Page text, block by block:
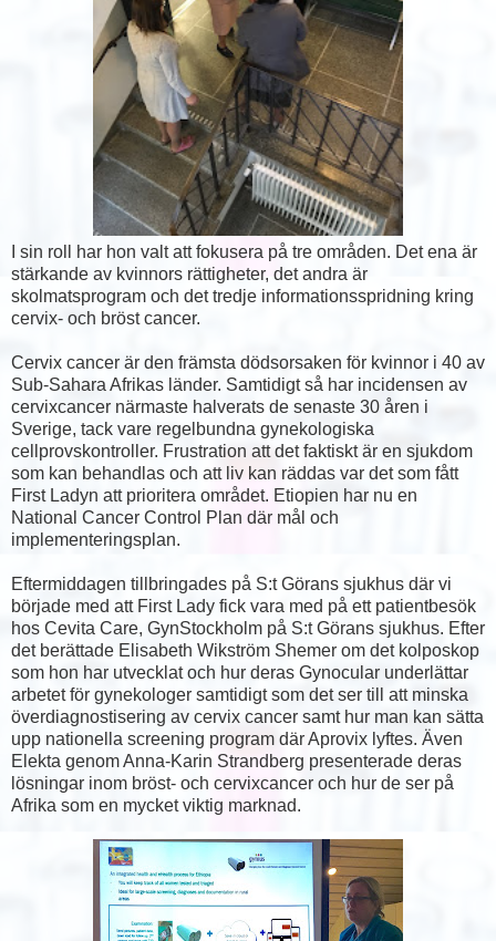
I sin roll har hon valt att fokusera på tre områden. Det ena är
stärkande av kvinnors rättigheter, det andra är
skolmatsprogram och det tredje informationsspridning kring
cervix- och bröst cancer.
Cervix cancer är den främsta dödsorsaken för kvinnor i 40 av
Sub-Sahara Afrikas länder. Samtidigt så har incidensen av
cervixcancer närmaste halverats de senaste 30 åren i
Sverige, tack vare regelbundna gynekologiska
cellprovskontroller. Frustration att det faktiskt är en sjukdom
som kan behandlas och att liv kan räddas var det som fått
First Ladyn att prioritera området. Etiopien har nu en
National Cancer Control Plan där mål och
implementeringsplan.
Eftermiddagen tillbringades på S:t Görans sjukhus där vi
började med att First Lady fick vara med på ett patientbesök
hos Cevita Care, GynStockholm på S:t Görans sjukhus. Efter
det berättade Elisabeth Wikström Shemer om det kolposkop
som hon har utvecklat och hur deras Gynocular underlättar
arbetet för gynekologer samtidigt som det ser till att minska
överdiagnostisering av cervix cancer samt hur man kan sätta
upp nationella screening program där Aprovix lyftes. Även
Elekta genom Anna-Karin Strandberg presenterade deras
lösningar inom bröst- och cervixcancer och hur de ser på
Afrika som en mycket viktig marknad.